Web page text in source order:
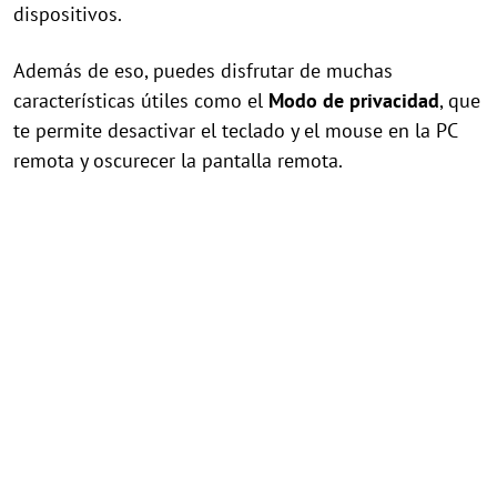
dispositivos.
Además de eso, puedes disfrutar de muchas
características útiles como el Modo de privacidad, que
te permite desactivar el teclado y el mouse en la PC
remota y oscurecer la pantalla remota.